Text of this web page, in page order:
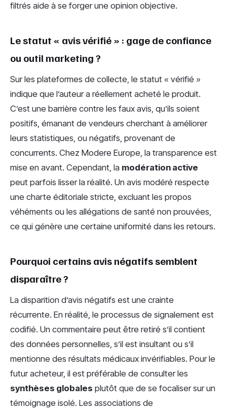
filtrés aide à se forger une opinion objective.
Le statut « avis vérifié » : gage de confiance
ou outil marketing ?
Sur les plateformes de collecte, le statut « vérifié »
indique que l’auteur a réellement acheté le produit.
C’est une barrière contre les faux avis, qu’ils soient
positifs, émanant de vendeurs cherchant à améliorer
leurs statistiques, ou négatifs, provenant de
concurrents. Chez Modere Europe, la transparence est
mise en avant. Cependant, la modération active
peut parfois lisser la réalité. Un avis modéré respecte
une charte éditoriale stricte, excluant les propos
véhéments ou les allégations de santé non prouvées,
ce qui génère une certaine uniformité dans les retours.
Pourquoi certains avis négatifs semblent
disparaître ?
La disparition d’avis négatifs est une crainte
récurrente. En réalité, le processus de signalement est
codifié. Un commentaire peut être retiré s’il contient
des données personnelles, s’il est insultant ou s’il
mentionne des résultats médicaux invérifiables. Pour le
futur acheteur, il est préférable de consulter les
synthèses globales plutôt que de se focaliser sur un
témoignage isolé. Les associations de